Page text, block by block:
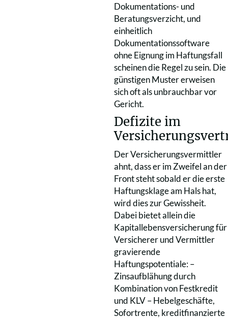
Dokumentations- und
Beratungsverzicht, und
einheitlich
Dokumentationssoftware
ohne Eignung im Haftungsfall
scheinen die Regel zu sein. Die
günstigen Muster erweisen
sich oft als unbrauchbar vor
Gericht.
Defizite im
Der Versicherungsvermittler
ahnt, dass er im Zweifel an der
Front steht sobald er die erste
Haftungsklage am Hals hat,
wird dies zur Gewissheit.
Dabei bietet allein die
Kapitallebensversicherung für
Versicherer und Vermittler
gravierende
Haftungspotentiale: –
Zinsaufblähung durch
Kombination von Festkredit
und KLV – Hebelgeschäfte,
Sofortrente, kreditfinanzierte